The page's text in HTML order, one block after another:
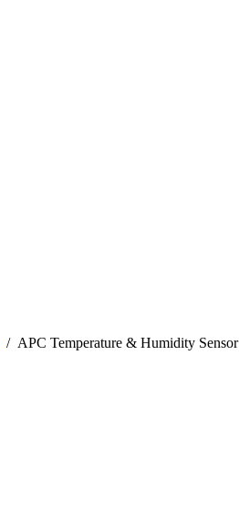
/ APC Temperature & Humidity Sensor